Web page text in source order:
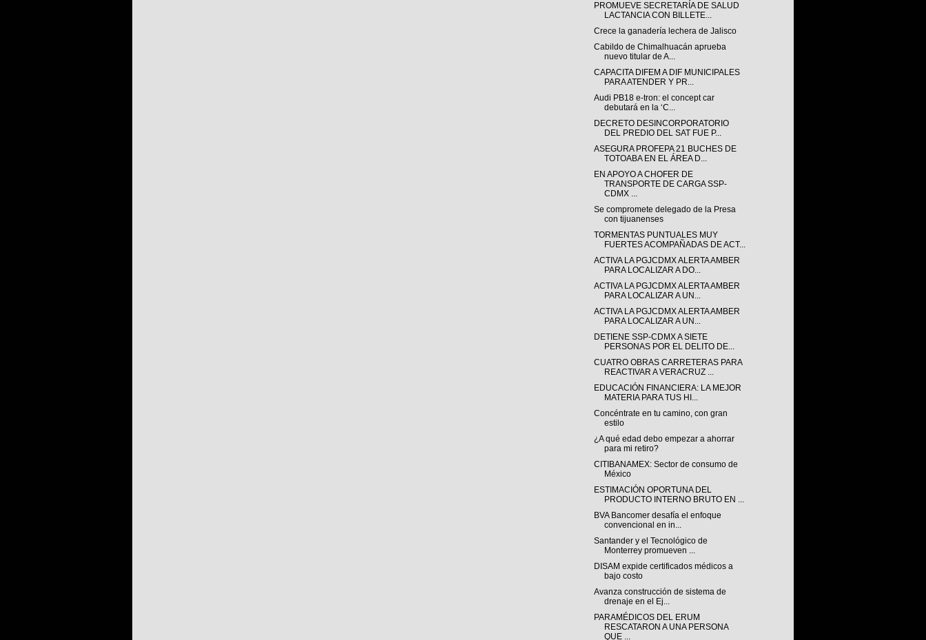
PROMUEVE SECRETARÍA DE SALUD
LACTANCIA CON BILLETE...
Crece la ganadería lechera de Jalisco
Cabildo de Chimalhuacán aprueba
nuevo titular de A...
CAPACITA DIFEM A DIF MUNICIPALES
PARA ATENDER Y PR...
Audi PB18 e-tron: el concept car
debutará en la ‘C...
DECRETO DESINCORPORATORIO
DEL PREDIO DEL SAT FUE P...
ASEGURA PROFEPA 21 BUCHES DE
TOTOABA EN EL ÁREA D...
EN APOYO A CHOFER DE
TRANSPORTE DE CARGA SSP-
CDMX ...
Se compromete delegado de la Presa
con tijuanenses
TORMENTAS PUNTUALES MUY
FUERTES ACOMPAÑADAS DE ACT...
ACTIVA LA PGJCDMX ALERTA AMBER
PARA LOCALIZAR A DO...
ACTIVA LA PGJCDMX ALERTA AMBER
PARA LOCALIZAR A UN...
ACTIVA LA PGJCDMX ALERTA AMBER
PARA LOCALIZAR A UN...
DETIENE SSP-CDMX A SIETE
PERSONAS POR EL DELITO DE...
CUATRO OBRAS CARRETERAS PARA
REACTIVAR A VERACRUZ ...
EDUCACIÓN FINANCIERA: LA MEJOR
MATERIA PARA TUS HI...
Concéntrate en tu camino, con gran
estilo
¿A qué edad debo empezar a ahorrar
para mi retiro?
CITIBANAMEX: Sector de consumo de
México
ESTIMACIÓN OPORTUNA DEL
PRODUCTO INTERNO BRUTO EN ...
BVA Bancomer desafía el enfoque
convencional en in...
Santander y el Tecnológico de
Monterrey promueven ...
DISAM expide certificados médicos a
bajo costo
Avanza construcción de sistema de
drenaje en el Ej...
PARAMÉDICOS DEL ERUM
RESCATARON A UNA PERSONA
QUE ...